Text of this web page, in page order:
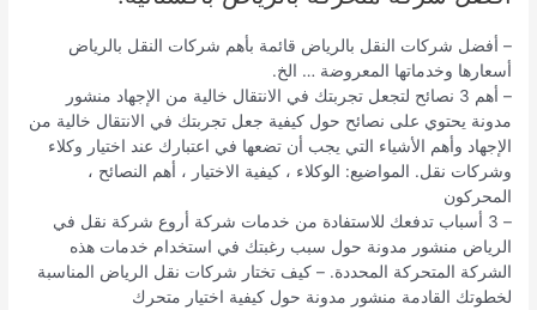
– أفضل شركات النقل بالرياض قائمة بأهم شركات النقل بالرياض
أسعارها وخدماتها المعروضة … الخ.
– أهم 3 نصائح لتجعل تجربتك في الانتقال خالية من الإجهاد منشور
مدونة يحتوي على نصائح حول كيفية جعل تجربتك في الانتقال خالية من
الإجهاد وأهم الأشياء التي يجب أن تضعها في اعتبارك عند اختيار وكلاء
وشركات نقل. المواضيع: الوكلاء ، كيفية الاختيار ، أهم النصائح ،
المحركون
– 3 أسباب تدفعك للاستفادة من خدمات شركة أروع شركة نقل في
الرياض منشور مدونة حول سبب رغبتك في استخدام خدمات هذه
الشركة المتحركة المحددة. – كيف تختار شركات نقل الرياض المناسبة
لخطوتك القادمة منشور مدونة حول كيفية اختيار متحرك